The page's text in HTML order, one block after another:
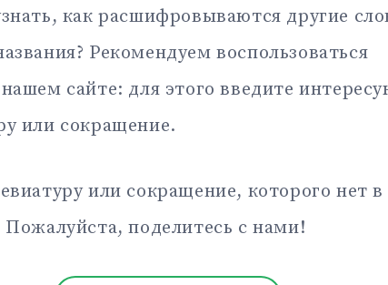
как расшифровываются другие
Рекомендуем воспользоваться
сайте: для этого введите
или сокращение.
или сокращение, которого нет в
Пожалуйста, поделитесь с нами!